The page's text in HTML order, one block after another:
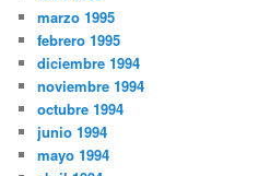
marzo 1995
febrero 1995
diciembre 1994
noviembre 1994
octubre 1994
junio 1994
mayo 1994